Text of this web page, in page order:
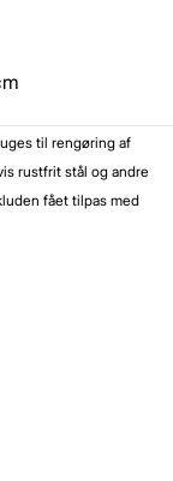
til rengøring af
rustfrit stål og andre
fået tilpas med